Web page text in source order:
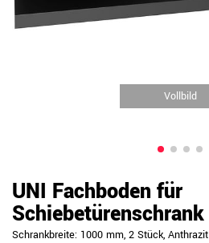
Vollbild
UNI Fachboden für
Schiebetürenschrank
Schrankbreite: 1000 mm, 2 Stück, Anthrazit